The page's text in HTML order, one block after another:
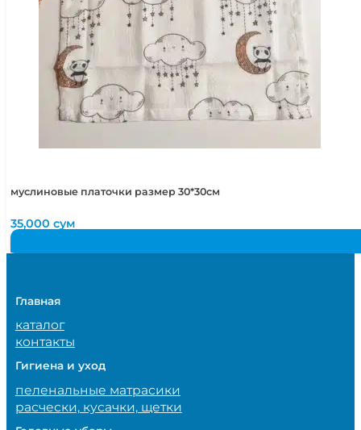
муслиновые платочки размер 30*30см
35,000сум
Главная
каталог
контакты
Гигиена и уход
пеленальные матрасики
расчески, кусачки, щетки